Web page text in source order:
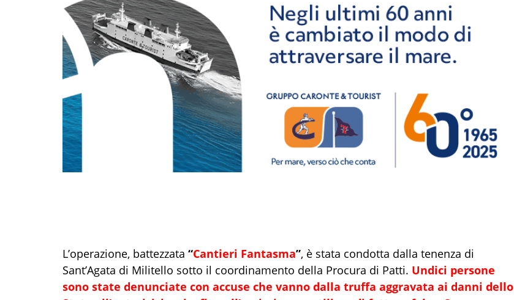
L’operazione, battezzata “Cantieri Fantasma”, è stata condotta dalla tenenza di
Sant’Agata di Militello sotto il coordinamento della Procura di Patti. Undici persone
sono state denunciate con accuse che vanno dalla truffa aggravata ai danni dello